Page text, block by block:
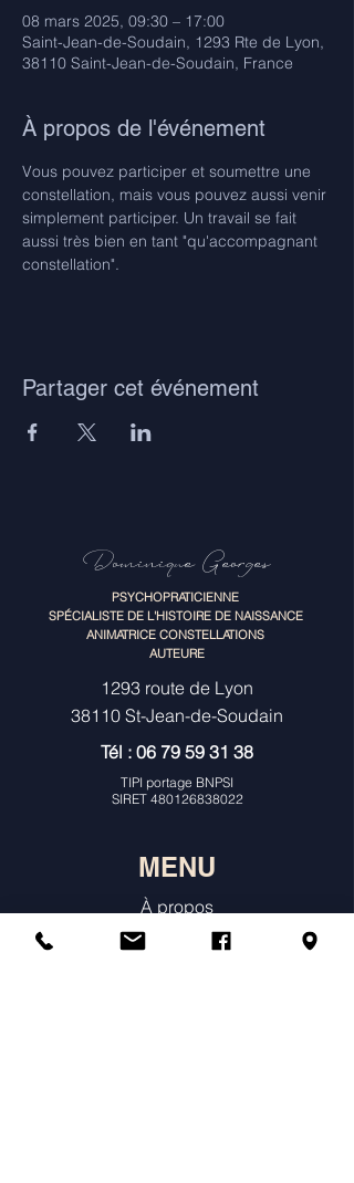
08 mars 2025, 09:30 – 17:00
Saint-Jean-de-Soudain, 1293 Rte de Lyon,
38110 Saint-Jean-de-Soudain, France
À propos de l'événement
Vous pouvez participer et soumettre une
constellation, mais vous pouvez aussi venir
simplement participer. Un travail se fait
aussi très bien en tant "qu'accompagnant
constellation".
Partager cet événement
Dominique Georges
PSYCHOPRATICIENNE
SPÉCIALISTE DE L'HISTOIRE DE NAISSANCE
ANIMATRICE CONSTELLATIONS
AUTEURE
1293 route de Lyon
38110 St-Jean-de-Soudain
Tél : 06 79 59 31 38
TIPI portage BNPSI
SIRET 480126838022
MENU
À propos
Consultations Individuelles & Histoire